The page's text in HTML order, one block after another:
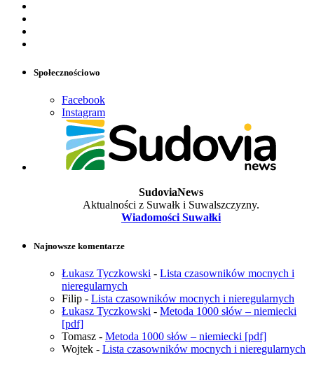
Społecznościowo
Facebook
Instagram
SudoviaNews
Aktualności z Suwałk i Suwalszczyzny.
Wiadomości Suwałki
Najnowsze komentarze
Łukasz Tyczkowski - Lista czasowników mocnych i
nieregularnych
Filip - Lista czasowników mocnych i nieregularnych
Łukasz Tyczkowski - Metoda 1000 słów – niemiecki
[pdf]
Tomasz - Metoda 1000 słów – niemiecki [pdf]
Wojtek - Lista czasowników mocnych i nieregularnych